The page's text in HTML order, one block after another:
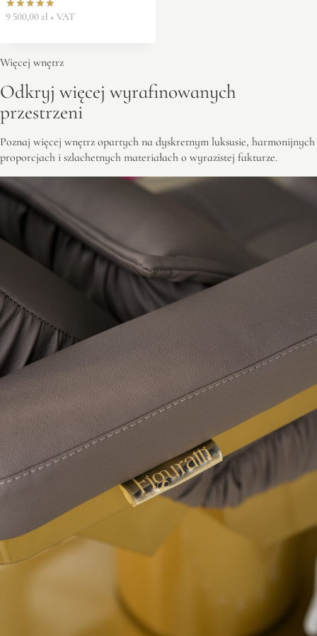
Oceniono
9 500,00zł + VAT
Więcej wnętrz
Odkryj więcej wyrafinowanych
przestrzeni
Poznaj więcej wnętrz opartych na dyskretnym luksusie, harmonijnych
proporcjach i szlachetnych materiałach o wyrazistej fakturze.